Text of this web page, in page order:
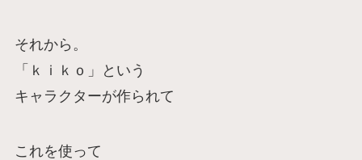
それから。
「ｋｉｋｏ」という
キャラクターが作られて
これを使って